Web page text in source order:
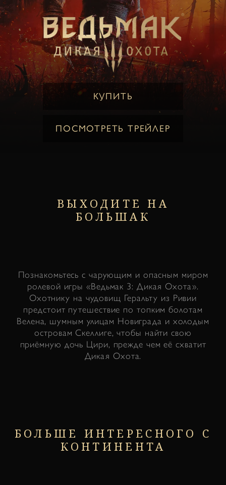
КУПИТЬ
ПОСМОТРЕТЬ ТРЕЙЛЕР
ВЫХОДИТЕ НА
БОЛЬШАК
Познакомьтесь с чарующим и опасным миром
ролевой игры «Ведьмак 3: Дикая Охота».
Охотнику на чудовищ Геральту из Ривии
предстоит путешествие по топким болотам
Велена, шумным улицам Новиграда и холодым
островам Скеллиге, чтобы найти свою
приёмную дочь Цири, прежде чем её схватит
Дикая Охота.
БОЛЬШЕ ИНТЕРЕСНОГО С
КОНТИНЕНТА